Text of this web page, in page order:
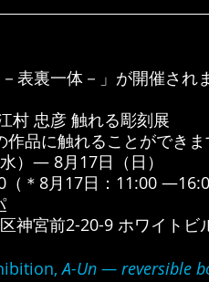
表裏一体－」が開催され
村 忠彦 触れる彫刻展
作品に触れることができ
）― 8月17日（日）
＊8月17日：11:00
神宮前2-20-9 ホワイトビ
A-Un ― reversible